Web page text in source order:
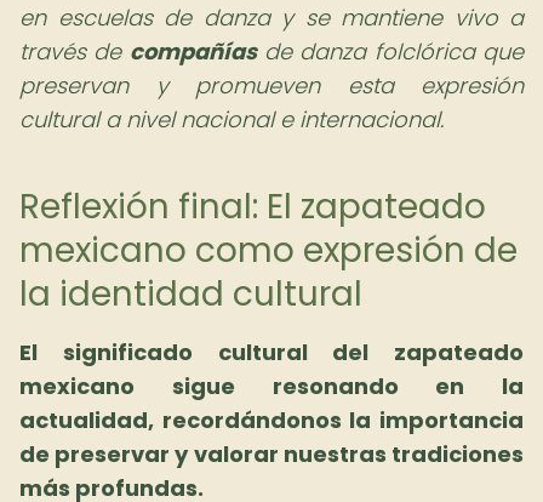
en escuelas de danza y se mantiene vivo a
través de compañíasde danza folclórica que
preservan y promueven esta expresión
cultural a nivel nacional e internacional.
Reflexión final: El zapateado
mexicano como expresión de
la identidad cultural
El significado cultural del zapateado
mexicano sigue resonando en la
actualidad, recordándonos la importancia
de preservar y valorar nuestras tradiciones
más profundas.